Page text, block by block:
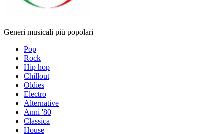
Generi musicali più popolari
Pop
Rock
Hip hop
Chillout
Oldies
Electro
Alternative
Anni '80
Classica
House